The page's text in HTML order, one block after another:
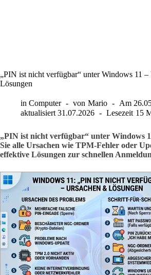
„PIN ist nicht verfügbar“ unter Windows 11 –
Lösungen
in Computer von Mario Am
aktualisiert 31.07.2026 Lesezeit 15
„PIN ist nicht verfügbar“ unter Windows
Sie alle Ursachen wie TPM-Fehler oder
effektive Lösungen zur schnellen